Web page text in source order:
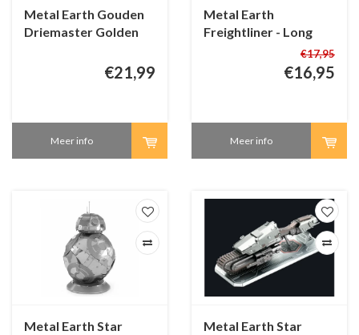
Metal Earth Gouden
Driemaster Golden
€21,99
Meer info
Metal Earth
Freightliner - Long
Nose - 3D puzzel€17,95
€16,95
Meer info
Metal Earth Star
Metal Earth Star